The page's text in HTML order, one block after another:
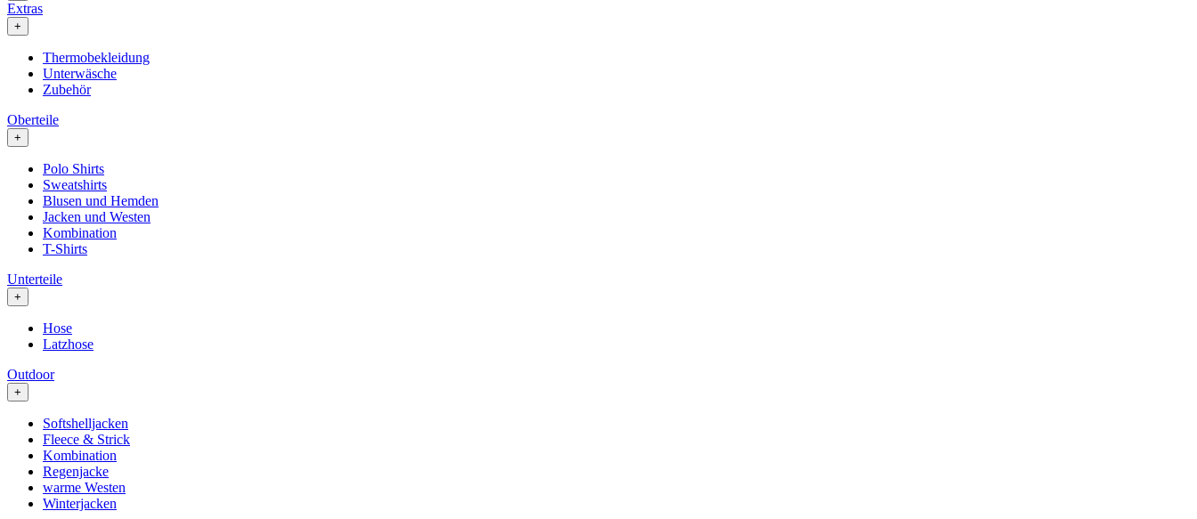
Extras
+
Thermobekleidung
Unterwäsche
Zubehör
Oberteile
+
Polo Shirts
Sweatshirts
Blusen und Hemden
Jacken und Westen
Kombination
T-Shirts
Unterteile
+
Hose
Latzhose
Outdoor
+
Softshelljacken
Fleece & Strick
Kombination
Regenjacke
warme Westen
Winterjacken